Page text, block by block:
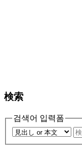
検索
검색어 입력폼